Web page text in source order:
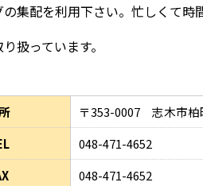
集配を利用下さい。忙しくて時
扱っています。
〒353-0007 志木市柏
048-471-4652
048-471-4652